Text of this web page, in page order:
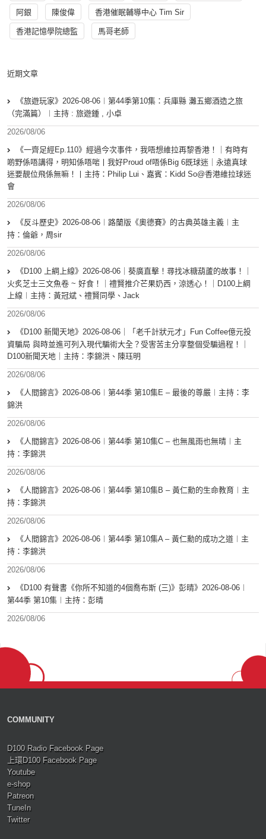
阿銀 陳俊偉 香港催眠輔導中心 Tim Sir
香港記憶學院總監 馬哥老師
近期文章
《旅遊玩家》2026-08-06︱第44季第10集：兵庫縣 灘五鄉酒造之旅
（完滿篇）︱主持 : 旅遊鍾 , 小卓
2026/08/06
《一齊足經Ep.110》經過今次事件，我唔想維拉再黎香港！｜有時有
啲野係唔講得，明知係唔啱丨我好Proud of唔係Big 6既球迷｜永遠真球
迷要靚位飛係無嘛！丨主持：Philip Lui、嘉賓：Kidd So@香港維拉球迷
會
2026/08/06
《反斗歷史》2026-08-06︱路蘭版《奧德賽》的古典英雄主義︱主
持：倫爺，周sir
2026/08/06
《D100 上綱上線》2026-08-06｜葵廣直擊！尋找冰糖葫蘆的故事！｜
火炙芝士三文魚卷 ~ 好食！｜禮賢推介芒果奶西，涼透心！｜D100上綱
上線︱主持：黃冠斌、禮賢同學、Jack
2026/08/06
《D100 新聞天地》2026-08-06｜「老千計狀元才」Fun Coffee億元投
資騙局 與時並進可列入現代騙術大全？受害苦主分享整個受騙過程！｜
D100新聞天地｜主持：李錦洪、陳珏明
2026/08/06
《人間錦言》2026-08-06︱第44季 第10集E – 最後的尊嚴︱主持：李
錦洪
2026/08/06
《人間錦言》2026-08-06︱第44季 第10集C – 也無風雨也無晴︱主
持：李錦洪
2026/08/06
《人間錦言》2026-08-06︱第44季 第10集B – 黃仁勳的生命教育︱主
持：李錦洪
2026/08/06
《人間錦言》2026-08-06︱第44季 第10集A – 黃仁勳的成功之道︱主
持：李錦洪
2026/08/06
《D100 有聲書《你所不知道的4個喬布斯 (三)》彭晴》2026-08-06︱
第44季 第10集︱主持：彭晴
2026/08/06
COMMUNITY
D100 Radio Facebook Page
上環D100 Facebook Page
Youtube
e-shop
Patreon
TuneIn
Twitter